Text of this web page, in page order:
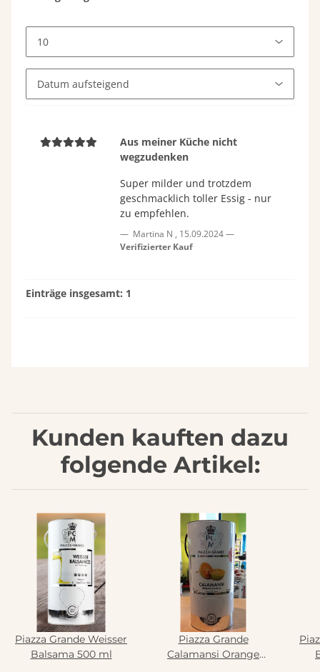
Aus meiner Küche nicht
wegzudenken
Super milder und trotzdem
geschmacklich toller Essig - nur
zu empfehlen.
Martina N , 15.09.2024
Verifizierter Kauf
Einträge insgesamt: 1
Kunden kauften dazu
folgende Artikel:
Piazza Grande Weisser
Balsama 500 ml
Piazza Grande
Calamansi Orange